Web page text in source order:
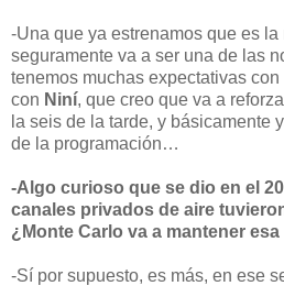
-Una que ya estrenamos que es la
seguramente va a ser una de las
tenemos muchas expectativas con
con Niní, que creo que va a
la seis de la tarde, y básicamente
de la programación…
-Algo curioso que se dio en el
canales privados de aire
¿Monte Carlo va a mantener
-Sí por supuesto, es más, en ese